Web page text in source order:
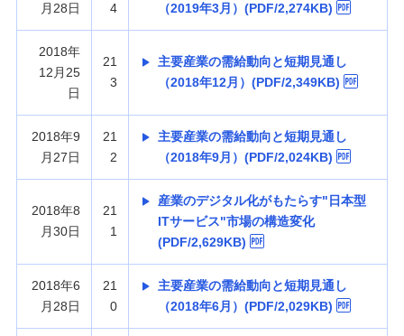
月28日
4
（2019年3月）(PDF/2,274KB)
2018年
12月25
日
21
3
主要産業の需給動向と短期見通し
（2018年12月）(PDF/2,349KB)
2018年9
月27日
21
2
主要産業の需給動向と短期見通し
（2018年9月）(PDF/2,024KB)
2018年8
月30日
21
1
産業のデジタル化がもたらす"日本型
ITサービス"市場の構造変化
(PDF/2,629KB)
2018年6
月28日
21
0
主要産業の需給動向と短期見通し
（2018年6月）(PDF/2,029KB)